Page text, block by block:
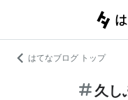
はてなブログ トップ
久し